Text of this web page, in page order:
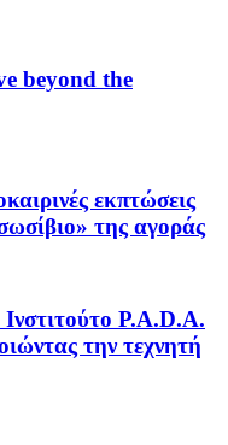
beyond the
εκπτώσεις
της αγοράς
P.A.D.A.
την τεχνητή